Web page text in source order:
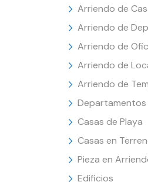
Arriendo de
Arriendo de
Arriendo de
Arriendo de
Arriendo de
Casas de Playa
Casas en
Pieza en
Edificios